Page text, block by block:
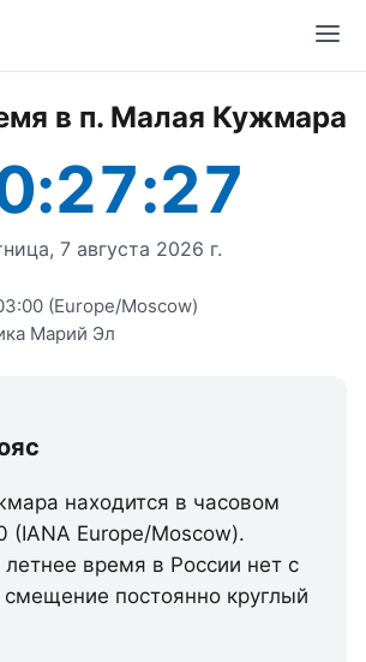
в п. Малая Кужмара
7 августа 2026 г.
(Europe/Moscow)
Марий Эл
находится в часовом
(IANA Europe/Moscow).
время в России нет с
постоянно круглый